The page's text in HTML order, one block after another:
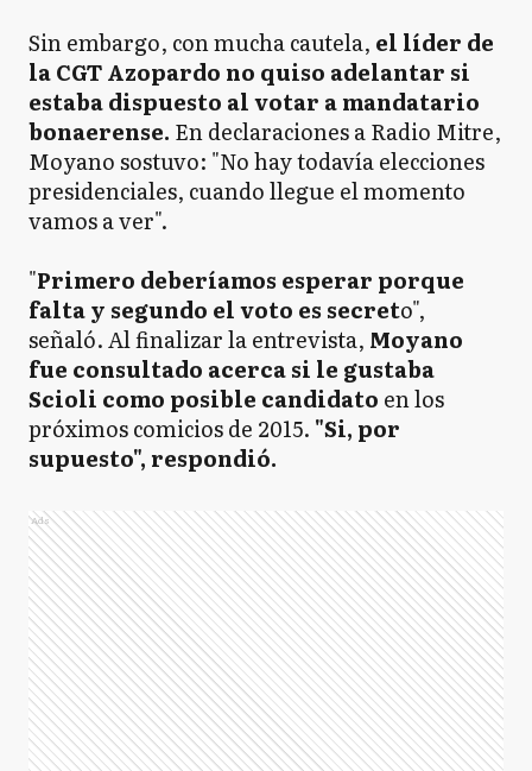
Sin embargo, con mucha cautela, el líder de
la CGT Azopardo no quiso adelantar si
estaba dispuesto al votar a mandatario
bonaerense. En declaraciones a Radio Mitre,
Moyano sostuvo: "No hay todavía elecciones
presidenciales, cuando llegue el momento
vamos a ver".
"Primero deberíamos esperar porque
falta y segundo el voto es secreto",
señaló. Al finalizar la entrevista, Moyano
fue consultado acerca si le gustaba
Scioli como posible candidato en los
próximos comicios de 2015. "Si, por
supuesto", respondió.
Ads